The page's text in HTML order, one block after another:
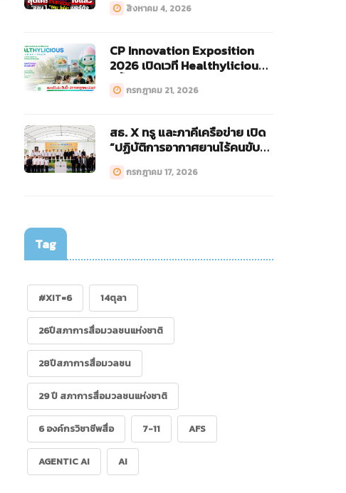
สิงหาคม 4, 2026
CP Innovation Exposition
2026 เปิดเวที Healthylicious
กรกฎาคม 21, 2026
สธ. X ทรู และภาคีเครือข่าย เปิด
“ปฏิบัติการอากาศยานไร้คนขับ
กรกฎาคม 17, 2026
Tag
#XIT=6 14ตุลา
26ปีสภาการสื่อมวลชนแห่งชาติ
28ปีสภาการสื่อมวลชน
29 ปี สภาการสื่อมวลชนแห่งชาติ
6 องค์กรวิชาชีพสื่อ 7-11 AFS
AGENTIC AI AI